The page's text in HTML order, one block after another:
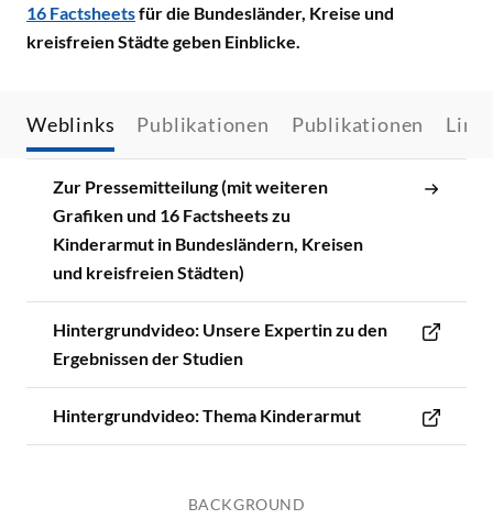
16 Factsheetsfür die Bundesländer, Kreise und
kreisfreien Städte geben Einblicke.
Weblinks Publikationen Publikationen
Zur Pressemitteilung (mit weiteren
Grafiken und 16 Factsheets zu
Kinderarmut in Bundesländern, Kreisen
und kreisfreien Städten)
Hintergrundvideo: Unsere Expertin zu den
Ergebnissen der Studien
Hintergrundvideo: Thema Kinderarmut
BACKGROUND